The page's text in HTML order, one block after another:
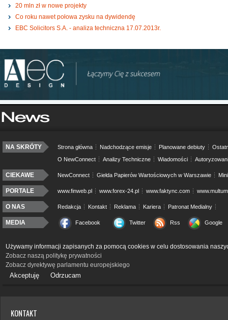
20 mln zł w nowe projekty
Co roku nawet połowa zysku na dywidendę
EBC Solicitors S.A. - analiza techniczna 17.07.2013r.
NA SKRÓTY Strona główna Nadchodzące emisje Planowane debiuty
O NewConnect
Analizy Techniczne Wiadomości
CIEKAWE NewConnect Giełda Papierów Wartościowych w Warszawie
PORTALE www.finweb.pl www.forex-24.pl www.faktync.com
O NAS Redakcja Kontakt Reklama Kariera Patronat Medialny
MEDIA Facebook Twitter Rss Google
Używamy informacji zapisanych za pomocą cookies w celu dostosowania
Zobacz naszą politykę prywatności
Zobacz dyrektywę parlamentu europejskiego
Akceptuję Odrzucam
KONTAKT